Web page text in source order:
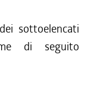
sottoelencati
di seguito